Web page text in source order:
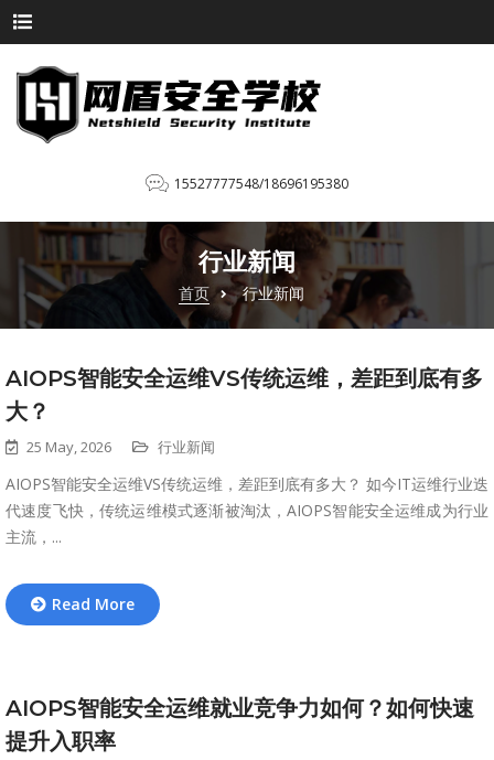
15527777548/18696195380
行业新闻
首页 行业新闻
AIOPS智能安全运维VS传统运维，差距到底有多
大？
25 May, 2026 行业新闻
AIOPS智能安全运维VS传统运维，差距到底有多大？ 如今IT运维行业迭
代速度飞快，传统运维模式逐渐被淘汰，AIOPS智能安全运维成为行业
主流，...
Read More
AIOPS智能安全运维就业竞争力如何？如何快速
提升入职率